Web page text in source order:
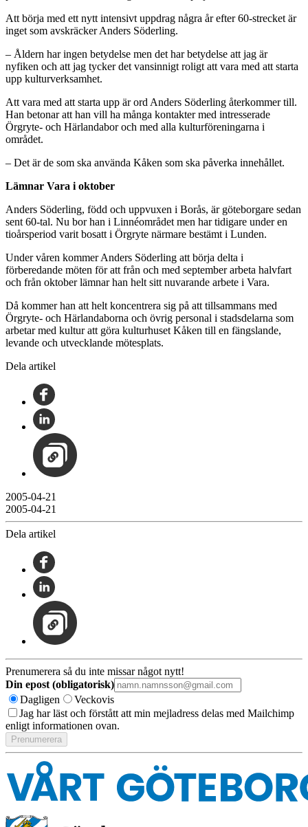
Att börja med ett nytt intensivt uppdrag några år efter 60-strecket är
inget som avskräcker Anders Söderling.
– Åldern har ingen betydelse men det har betydelse att jag är
nyfiken och att jag tycker det vansinnigt roligt att vara med att starta
upp kulturverksamhet.
Att vara med att starta upp är ord Anders Söderling återkommer till.
Han betonar att han vill ha många kontakter med intresserade
Örgryte- och Härlandabor och med alla kulturföreningarna i
området.
– Det är de som ska använda Kåken som ska påverka innehållet.
Lämnar Vara i oktober
Anders Söderling, född och uppvuxen i Borås, är göteborgare sedan
sent 60-tal. Nu bor han i Linnéområdet men har tidigare under en
tioårsperiod varit bosatt i Örgryte närmare bestämt i Lunden.
Under våren kommer Anders Söderling att börja delta i
förberedande möten för att från och med september arbeta halvfart
och från oktober lämnar han helt sitt nuvarande arbete i Vara.
Då kommer han att helt koncentrera sig på att tillsammans med
Örgryte- och Härlandaborna och övrig personal i stadsdelarna som
arbetar med kultur att göra kulturhuset Kåken till en fängslande,
levande och utvecklande mötesplats.
Dela artikel
2005-04-21
2005-04-21
Dela artikel
Prenumerera så du inte missar något nytt!
Din epost (obligatorisk)
Dagligen
Veckovis
Jag har läst och förstått att min mejladress delas med Mailchimp
enligt informationen ovan.